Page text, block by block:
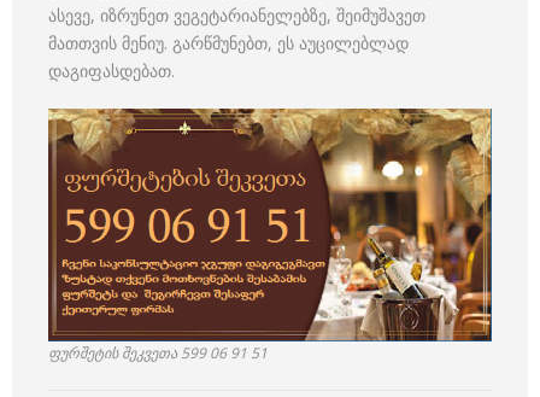
ასევე, იზრუნეთ ვეგეტარიანელებზე, შეიმუშავეთ
მათთვის მენიუ. გარწმუნებთ, ეს აუცილებლად
დაგიფასდებათ.
ფურშეტის შეკვეთა 599 06 91 51